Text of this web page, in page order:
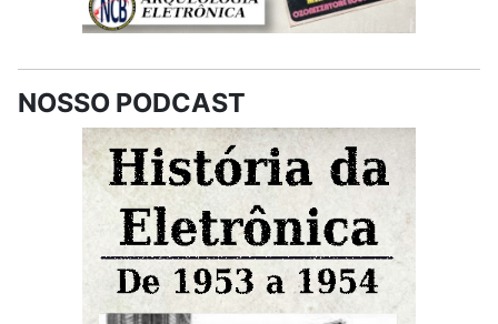
NOSSO PODCAST